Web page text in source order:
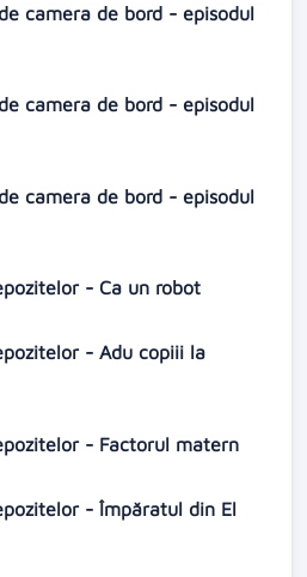
camera de bord - episodul
camera de bord - episodul
camera de bord - episodul
- Ca un robot
- Adu copiii la
- Factorul matern
- Împăratul din El